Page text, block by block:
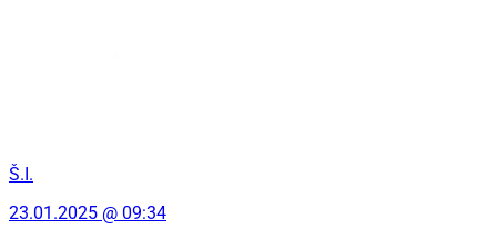
Š.I.
23.01.2025 @ 09:34